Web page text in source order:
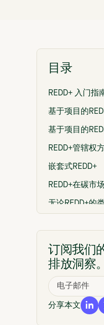
目录
REDD+ 入门指
基于项目的
基于项目的
REDD+管辖权
嵌套式REDD+
REDD+在碳市
无论REDD+的
质
Sylvera 采取哪
订阅我们
排放洞察。
分享本文